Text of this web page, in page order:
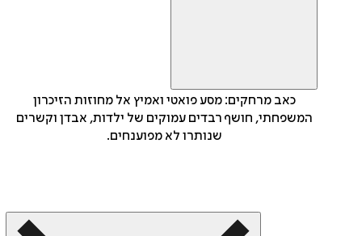
כאב מרחקים: מסע פואטי ואמיץ אל מחוזות הזיכרון
המשפחתי, חושף רבדים עמוקים של ילדות, אבדן וקשרים
שנותרו לא מפוענחים.